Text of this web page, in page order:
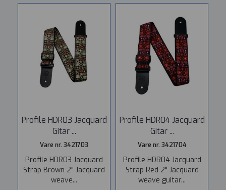
Profile HDR03 Jacquard
Gitar ...
Vare nr. 3421703
Profile HDR03 Jacquard
Strap Brown 2" Jacquard
weave...
Profile HDR04 Jacquard
Gitar ...
Vare nr. 3421704
Profile HDR04 Jacquard
Strap Red 2" Jacquard
weave guitar...